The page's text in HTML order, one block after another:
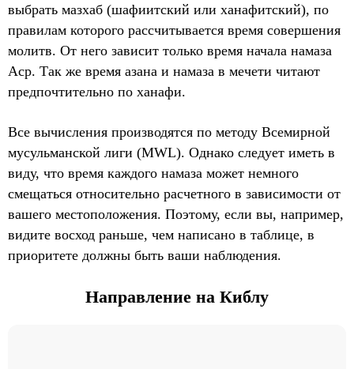
выбрать мазхаб (шафиитский или ханафитский), по
правилам которого рассчитывается время совершения
молитв. От него зависит только время начала намаза
Аср. Так же время азана и намаза в мечети читают
предпочтительно по ханафи.
Все вычисления производятся по методу Всемирной
мусульманской лиги (MWL). Однако следует иметь в
виду, что время каждого намаза может немного
смещаться относительно расчетного в зависимости от
вашего местоположения. Поэтому, если вы, например,
видите восход раньше, чем написано в таблице, в
приоритете должны быть ваши наблюдения.
Направление на Киблу